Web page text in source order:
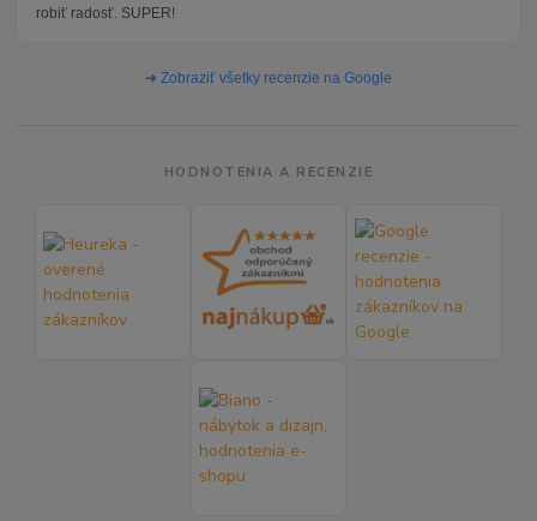
robiť radosť. SUPER!
➜ Zobraziť všetky recenzie na Google
HODNOTENIA A RECENZIE